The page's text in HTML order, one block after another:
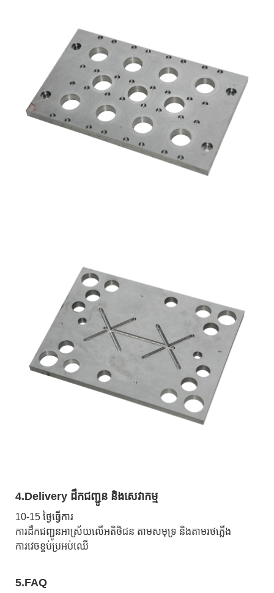
4.Delivery ដឹកជញ្ជូន និងសេវាកម្ម
10-15 ថ្ងៃធ្វើការ
ការដឹកជញ្ជូនអាស្រ័យលើអតិថិជន តាមសមុទ្រ និងតាមរថភ្លើង
ការវេចខ្ចប់ប្រអប់ឈើ
5.FAQ